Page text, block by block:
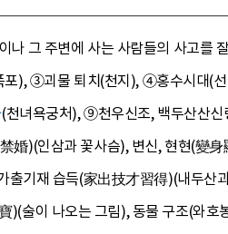
나 그 주변에 사는 사람들의 사고
), ③괴물 퇴치(천지), ④홍수시대(
(천녀욕궁처), ⑨천우신조, 백두산산
婚)(인삼과 꽃사슴), 변신, 현현(變
기재 습득(家出技才習得)(내두산
)(술이 나오는 그림), 동물 구조(와